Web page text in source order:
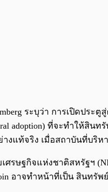
ระบุว่า การเปิดประ
adoption) ที่จะทำให้สิน
างแท้จริง เมื่อสถาบันที่บริ
ศรษฐกิจแห่งชาติสหรัฐฯ
อาจทำหน้าที่เป็น สินทรัพย์